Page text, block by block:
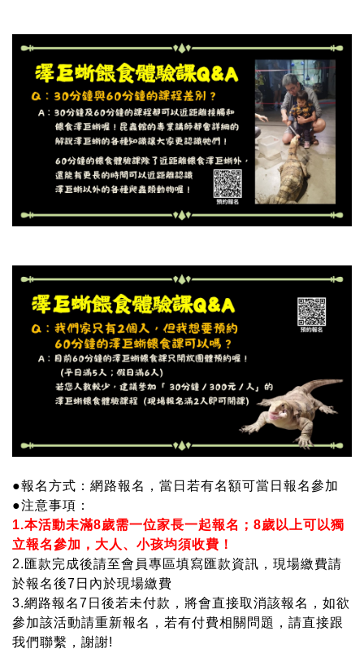
●報名方式：網路報名，當日若有名額可當日報名參加
●注意事項：
1.本活動未滿8歲需一位家長一起報名；8歲以上可以獨
立報名參加，大人、小孩均須收費！
2.匯款完成後請至會員專區填寫匯款資訊，現場繳費請
於報名後7日內於現場繳費
3.網路報名7日後若未付款，將會直接取消該報名，如欲
參加該活動請重新報名，若有付費相關問題，請直接跟
我們聯繫，謝謝!